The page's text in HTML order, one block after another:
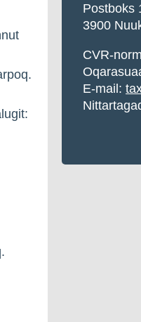
Postboks
3900
CVR-
E-mail: